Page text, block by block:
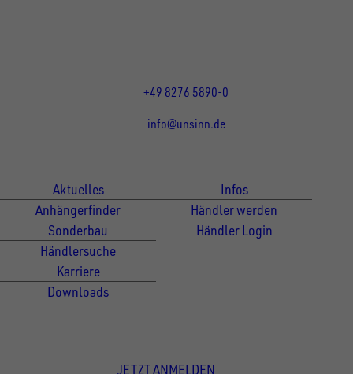
+49 8276 5890-0
info@unsinn.de
Aktuelles
Anhängerfinder
Sonderbau
Händlersuche
Karriere
Downloads
Infos
Händler werden
Händler Login
JETZT ANMELDEN